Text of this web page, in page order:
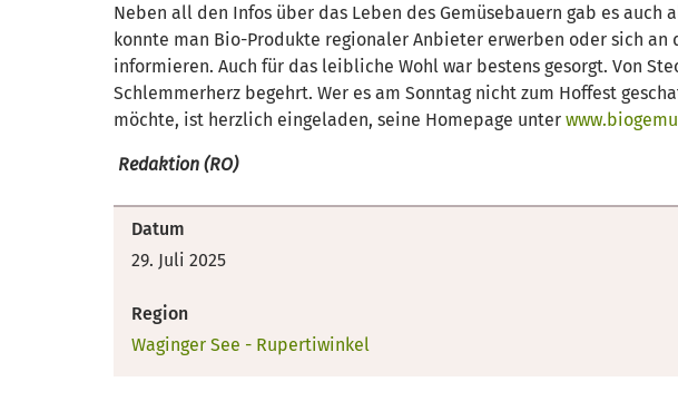
Neben all den Infos über das Leben des Gemüsebauern gab es
konnte man Bio-Produkte regionaler Anbieter erwerben oder sich
informieren. Auch für das leibliche Wohl war bestens gesorgt. Von
Schlemmerherz begehrt. Wer es am Sonntag nicht zum Hoffest
möchte, ist herzlich eingeladen, seine Homepage unter
Redaktion (RO)
Datum
29. Juli 2025
Region
Waginger See - Rupertiwinkel